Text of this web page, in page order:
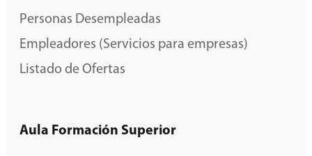
Personas Desempleadas
Empleadores (Servicios para empresas)
Listado de Ofertas
Aula Formación Superior